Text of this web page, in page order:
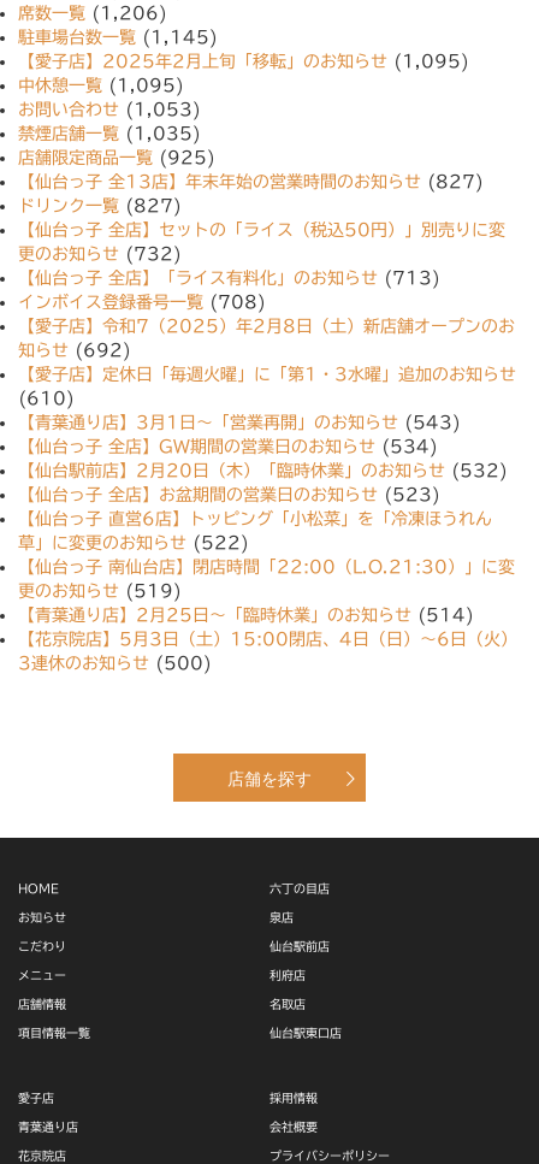
席数一覧 (1,206)
駐車場台数一覧 (1,145)
【愛子店】2025年2月上旬「移転」のお知らせ (1,095)
中休憩一覧 (1,095)
お問い合わせ (1,053)
禁煙店舗一覧 (1,035)
店舗限定商品一覧 (925)
【仙台っ子 全13店】年末年始の営業時間のお知らせ (827)
ドリンク一覧 (827)
【仙台っ子 全店】セットの「ライス（税込50円）」別売りに変
更のお知らせ (732)
【仙台っ子 全店】「ライス有料化」のお知らせ (713)
インボイス登録番号一覧 (708)
【愛子店】令和7（2025）年2月8日（土）新店舗オープンのお
知らせ (692)
【愛子店】定休日「毎週火曜」に「第1・3水曜」追加のお知らせ
(610)
【青葉通り店】3月1日〜「営業再開」のお知らせ (543)
【仙台っ子 全店】GW期間の営業日のお知らせ (534)
【仙台駅前店】2月20日（木）「臨時休業」のお知らせ (532)
【仙台っ子 全店】お盆期間の営業日のお知らせ (523)
【仙台っ子 直営6店】トッピング「小松菜」を「冷凍ほうれん
草」に変更のお知らせ (522)
【仙台っ子 南仙台店】閉店時間「22:00（L.O.21:30）」に変
更のお知らせ (519)
【青葉通り店】2月25日〜「臨時休業」のお知らせ (514)
【花京院店】5月3日（土）15:00閉店、4日（日）〜6日（火）
3連休のお知らせ (500)
店舗を探す
HOME
お知らせ
こだわり
メニュー
店舗情報
項目情報一覧
六丁の目店
泉店
仙台駅前店
利府店
名取店
仙台駅東口店
愛子店
青葉通り店
花京院店
採用情報
会社概要
プライバシーポリシー